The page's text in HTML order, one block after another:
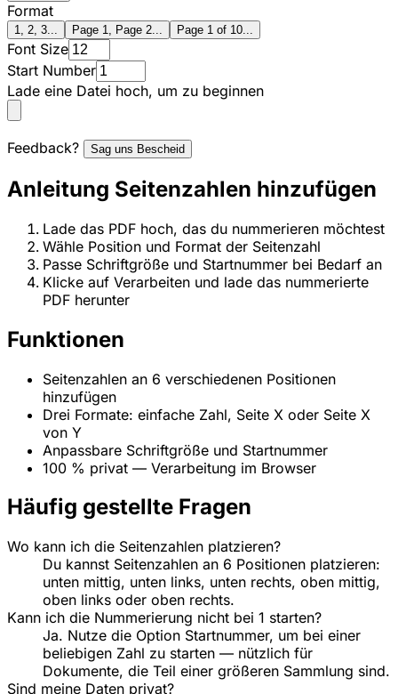
Format
1, 2, 3... Page 1, Page 2... Page 1 of 10...
Font Size
Start Number
Lade eine Datei hoch, um zu beginnen
Feedback? Sag uns Bescheid
Anleitung Seitenzahlen hinzufügen
Lade das PDF hoch, das du nummerieren möchtest
Wähle Position und Format der Seitenzahl
Passe Schriftgröße und Startnummer bei Bedarf an
Klicke auf Verarbeiten und lade das nummerierte
PDF herunter
Funktionen
Seitenzahlen an 6 verschiedenen Positionen
hinzufügen
Drei Formate: einfache Zahl, Seite X oder Seite X
von Y
Anpassbare Schriftgröße und Startnummer
100 % privat — Verarbeitung im Browser
Häufig gestellte Fragen
Wo kann ich die Seitenzahlen platzieren?
Du kannst Seitenzahlen an 6 Positionen platzieren:
unten mittig, unten links, unten rechts, oben mittig,
oben links oder oben rechts.
Kann ich die Nummerierung nicht bei 1 starten?
Ja. Nutze die Option Startnummer, um bei einer
beliebigen Zahl zu starten — nützlich für
Dokumente, die Teil einer größeren Sammlung sind.
Sind meine Daten privat?